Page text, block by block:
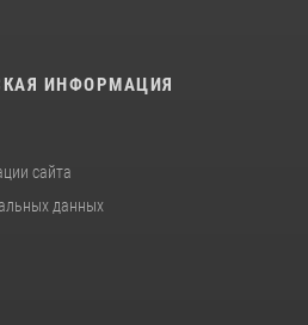
ИНФОРМАЦИЯ
сайта
данных